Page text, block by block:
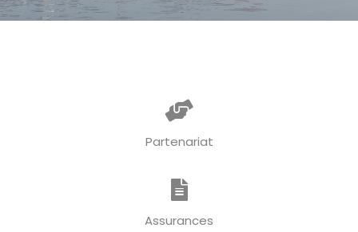
Partenariat
Assurances